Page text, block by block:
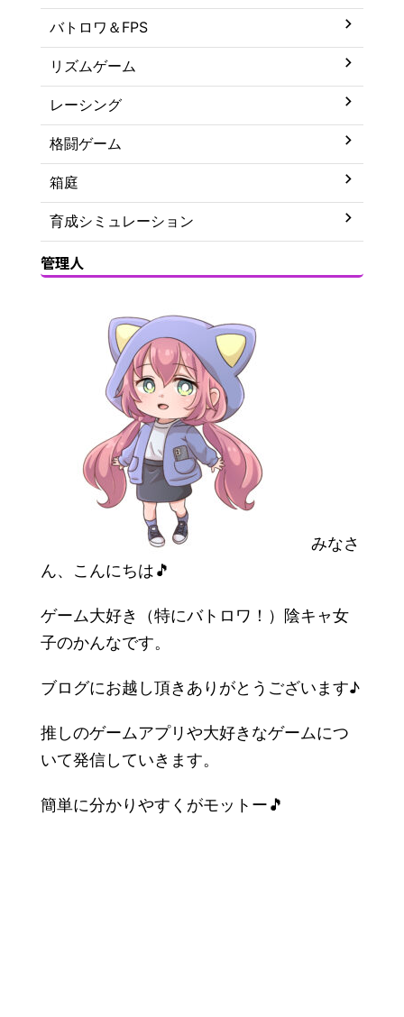
バトロワ＆FPS
リズムゲーム
レーシング
格闘ゲーム
箱庭
育成シミュレーション
管理人
みなさ
ん、こんにちは🎵
ゲーム大好き（特にバトロワ！）陰キャ女
子のかんなです。
ブログにお越し頂きありがとうございます♪
推しのゲームアプリや大好きなゲームにつ
いて発信していきます。
簡単に分かりやすくがモットー🎵